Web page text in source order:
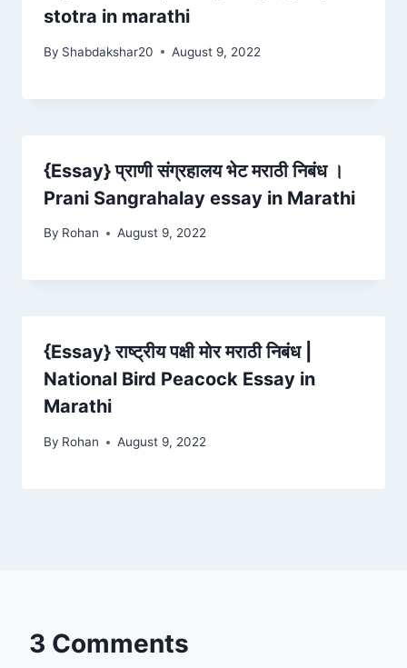
stotra in marathi
By Shabdakshar20 August 9, 2022
{Essay} प्राणी संग्रहालय भेट मराठी निबंध ।
Prani Sangrahalay essay in Marathi
By Rohan August 9, 2022
{Essay} राष्ट्रीय पक्षी मोर मराठी निबंध |
National Bird Peacock Essay in
Marathi
By Rohan August 9, 2022
3 Comments